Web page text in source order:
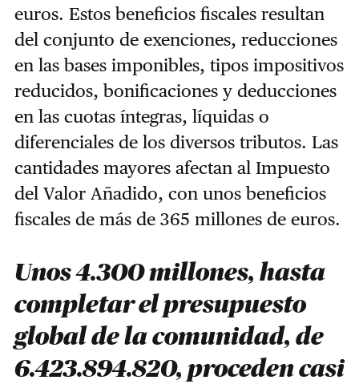
euros. Estos beneficios fiscales resultan
del conjunto de exenciones, reducciones
en las bases imponibles, tipos impositivos
reducidos, bonificaciones y deducciones
en las cuotas íntegras, líquidas o
diferenciales de los diversos tributos. Las
cantidades mayores afectan al Impuesto
del Valor Añadido, con unos beneficios
fiscales de más de 365 millones de euros.
Unos 4.300 millones, hasta
completar el presupuesto
global de la comunidad, de
6.423.894.820, proceden casi